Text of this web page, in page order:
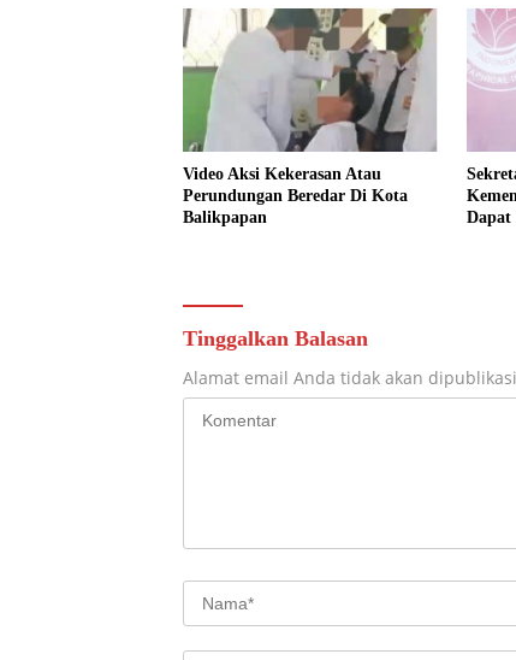
Video Aksi Kekerasan Atau
Perundungan Beredar Di Kota
Balikpapan
Dapat
Tinggalkan Balasan
Alamat email Anda tidak akan